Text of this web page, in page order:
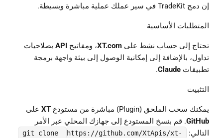
إن دمج TradeKit في سير عملك عملية مباشرة وبسيطة.
المتطلبات الأساسية
تحتاج إلى حساب نشط على XT.com، ومفاتيح API بصلاحيات
تداول، بالإضافة إلى إمكانية الوصول إلى بيئة واجهة برمجة
تطبيقات Claude
.
التثبيت
يمكنك سحب الملحق (Plugin) مباشرة من مستودع XT على
GitHub. قم بنسخ المستودع إلى جهازك المحلي عبر الأمر
التالي:
git clone
https://github.com/XtApis/xt-